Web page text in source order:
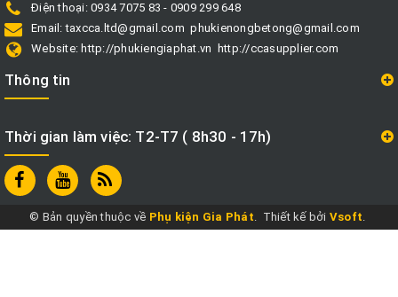
Điện thoại: 0934 7075 83 - 0909 299 648
Email:taxcca.ltd@gmail.com phukienongbetong@gmail.com
Website: http://phukiengiaphat.vn http://ccasupplier.com
Thông tin
Thời gian làm việc: T2-T7 ( 8h30 - 17h)
© Bản quyền thuộc về Phụ kiện Gia Phát. Thiết kế bởi Vsoft.